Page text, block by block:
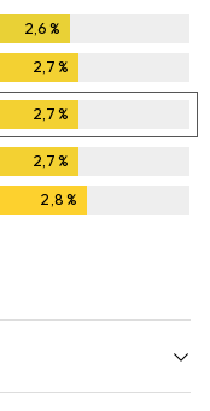
2,6%
2,7%
2,7%
2,7%
2,8%